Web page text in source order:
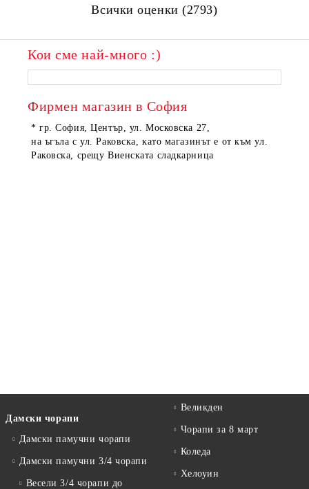
Всички оценки (2793)
Кои сме най-много :)
Фирмен магазин в София
* гр. София, Център, ул. Московска 27,
на ъгъла с ул. Раковска, като магазинът е от към ул.
Раковска, срещу Виенската сладкарница
Дамски чорапи
Дамски памучни чорапи
Дамски памучни 3/4 чорапи
Весели 3/4 чорапи до
Великден
Чорапи за 8 март
Коледа
Хелоуин